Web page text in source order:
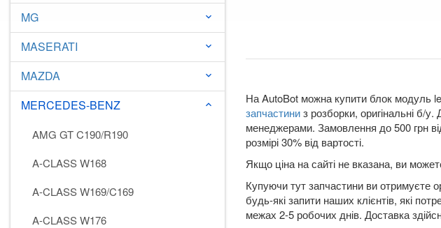
MG keyboard_arrow_down
MASERATI keyboard_arrow_down
MAZDA keyboard_arrow_down
MERCEDES-BENZ keyboard_arrow_down
AMG GT C190/R190
A-CLASS W168
A-CLASS W169/C169
A-CLASS W176
На AutoBot можна купити блок модуль
запчастиниз розборки, оригінальні б/
менеджерами. Замовлення до 500 грн
розмірі 30% від вартості.
Якщо ціна на сайті не вказана, ви
Купуючи тут запчастини ви отримуєте
будь-які запити наших клієнтів, які
межах 2-5 робочих днів. Доставка